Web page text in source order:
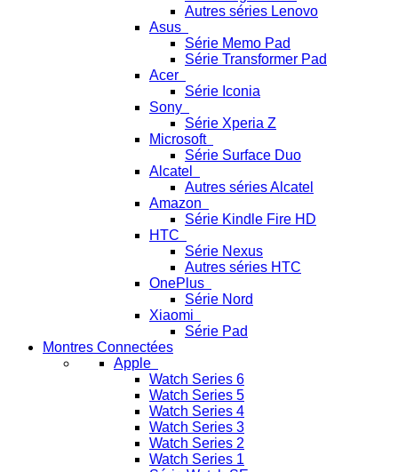
Autres séries Lenovo
Asus
Série Memo Pad
Série Transformer Pad
Acer
Série Iconia
Sony
Série Xperia Z
Microsoft
Série Surface Duo
Alcatel
Autres séries Alcatel
Amazon
Série Kindle Fire HD
HTC
Série Nexus
Autres séries HTC
OnePlus
Série Nord
Xiaomi
Série Pad
Montres Connectées
Apple
Watch Series 6
Watch Series 5
Watch Series 4
Watch Series 3
Watch Series 2
Watch Series 1